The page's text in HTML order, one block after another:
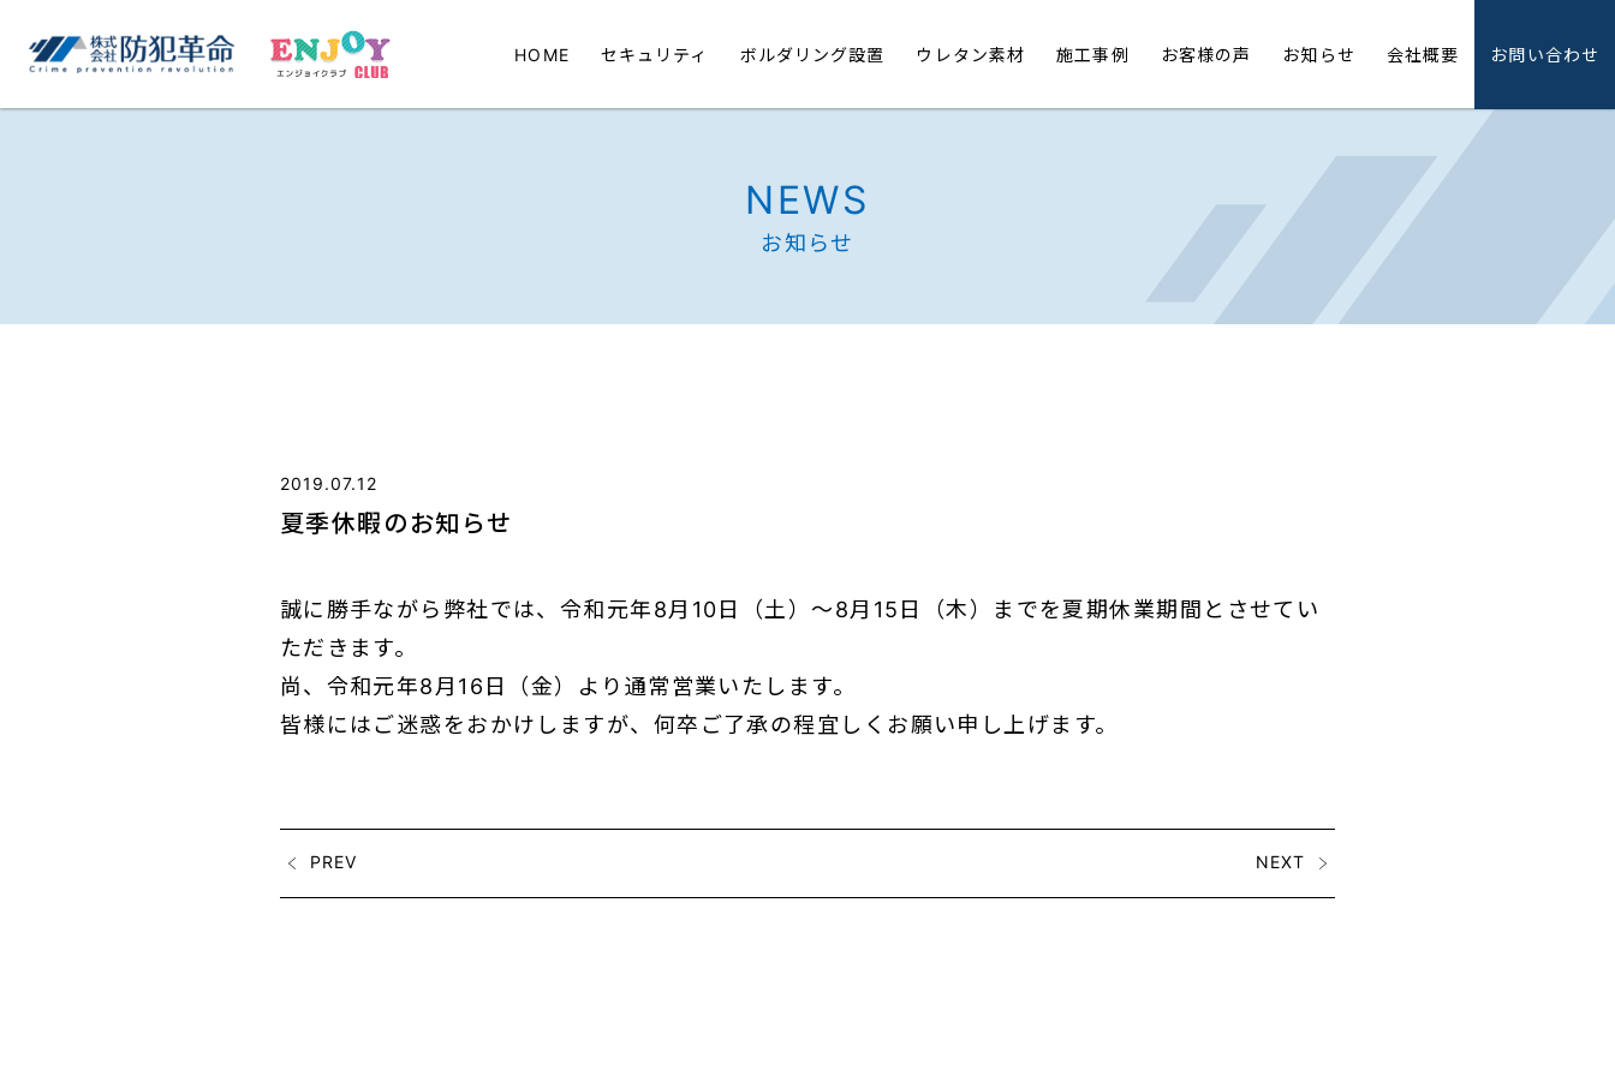
HOME セキュリティ ボルダリング設置 ウレタン素材 施工事例 お客様の声 お知らせ 会社概要 お問い合わせ
NEWS
お知らせ
2019.07.12
夏季休暇のお知らせ
誠に勝手ながら弊社では、令和元年8月10日（土）～8月15日（木）までを夏期休業期間とさせてい
ただきます。
尚、令和元年8月16日（金）より通常営業いたします。
皆様にはご迷惑をおかけしますが、何卒ご了承の程宜しくお願い申し上げます。
PREV NEXT